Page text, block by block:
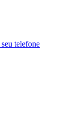
telefone